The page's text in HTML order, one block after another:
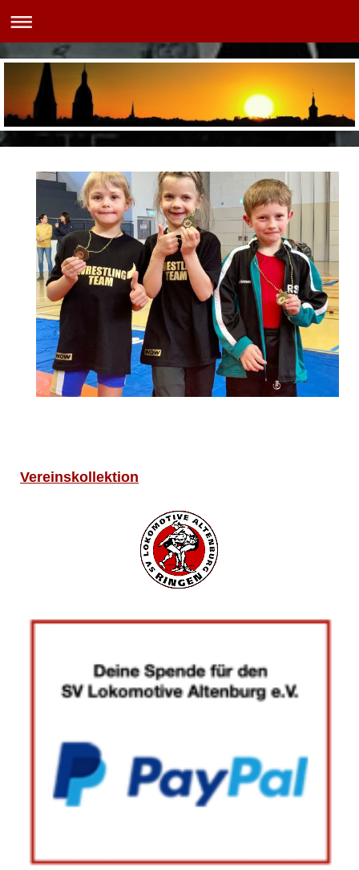
Vereinskollektion